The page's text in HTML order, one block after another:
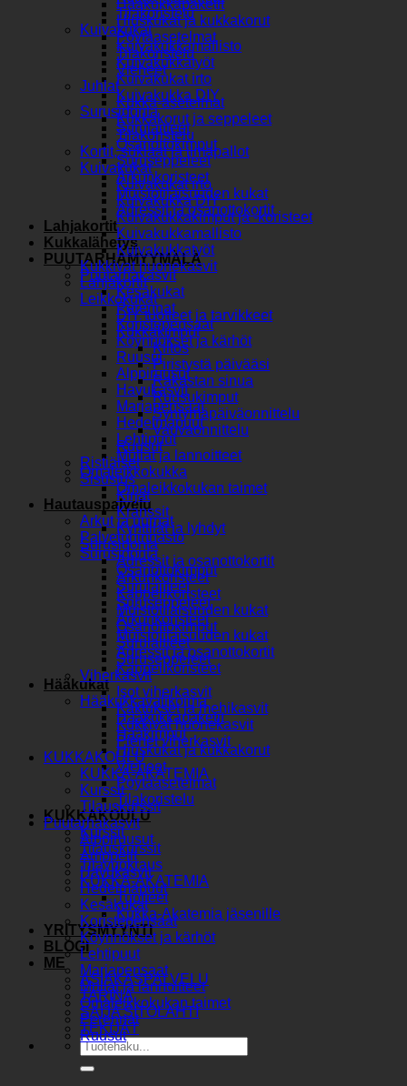
Tilakoristelu
Kuivakukat
Kuivakukkamallisto
Kuivakukkatyöt
Kuivakukat irto
Kuivakukka DIY
Surusidonta
Surulaitteet
Osanottokimput
Suruseppeleet
Arkunkoristeet
Muistotilaisuuden kukat
Adressit ja osanottokortit
Lahjakortit
Kukkalähetys
PUUTARHAMYYMÄLÄ
Puutarhakasvit
Kesäkukat
Perennat
Koristepensaat
Köynnökset ja kärhöt
Ruusut
Alppiruusut
Havukasvit
Marjapensaat
Hedelmäpuut
Lehtipuut
Mullat ja lannoitteet
Omaleikkokukka
Omaleikkokukan taimet
Hautauspalvelu
Arkut ja uurnat
Palveluhinnasto
Surusidonta
Osanottokimput
Surulaitteet
Suruseppeleet
Arkunkoristeet
Muistotilaisuuden kukat
Adressit ja osanottokortit
Kappelikoristeet
Hääkukat
Hääkukkavalikoima
Hääkukkapaketit
Hääkimput
Hiuskukat ja kukkakorut
Vieheet
Pöytäasetelmat
Tilakoristelu
KUKKAKOULU
Kurssit
Tilauskurssit
Tilavuokraus
KUKKA-AKATEMIA
Tuotteet
Kukka-Akatemia jäsenille
YRITYSMYYNTI
BLOGI
ME
ASIAKASPALVELU
TARINA
SAIJA SITOLAHTI
TEKIJÄT
Etsi:
Hääkukkapaketit
Hiuskukat ja kukkakorut
Pöytäasetelmat
Tilakoristelu
Vieheet
Juhlat
Kukka-asetelmat
Kukkakorut ja seppeleet
Tilakoristelu
Kortit, suklaat ja ilmapallot
Kuivakukat
Kuivakukat irto
Kuivakukka DIY
Kuivakukkakimput ja -koristeet
Kuivakukkamallisto
Kuivakukkatyöt
Kukkivat huonekasvit
Lahjakortit
Leikkokukat
DIY tuotteet ja tarvikkeet
Kukkakimput
Kiitos
Piristystä päivääsi
Rakastan sinua
Ruusukimput
Syntymäpäiväonnittelu
Vauvaonnittelu
Ruusut
Ristiäiset
Sisustus
Kirjat
Kranssit
Kynttilät ja lyhdyt
Surusidonta
Adressit ja osanottokortit
Arkunkoristeet
Kappelikoristeet
Muistotilaisuuden kukat
Osanottokimput
Surulaitteet
Suruseppeleet
Viherkasvit
Isot viherkasvit
Kaktukset ja mehikasvit
Kukkivat huonekasvit
Pienet viherkasvit
KUKKAKOULU
KUKKA-AKATEMIA
Kurssit
Tilauskurssit
Puutarhakasvit
Alppiruusut
Amppelit
Havukasvit
Hedelmäpuut
Kesäkukat
Koristepensaat
Köynnökset ja kärhöt
Lehtipuut
Marjapensaat
Mullat ja lannoitteet
Omaleikkokukan taimet
Perennat
Ruusut